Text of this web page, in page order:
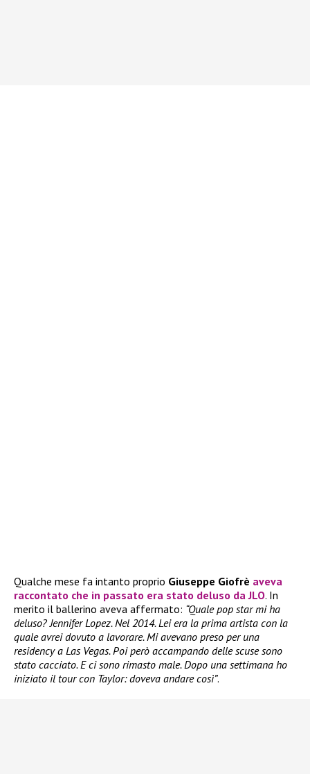
Qualche mese fa intanto proprio Giuseppe Giofrè aveva
raccontato che in passato era stato deluso daJLO. In
merito il ballerino aveva affermato: “Quale pop star mi ha
deluso? Jennifer Lopez. Nel 2014. Lei era la prima artista con la
quale avrei dovuto a lavorare. Mi avevano preso per una
residency a Las Vegas. Poi però accampando delle scuse sono
stato cacciato. E ci sono rimasto male. Dopo una settimana ho
iniziato il tour con Taylor: doveva andare così”.